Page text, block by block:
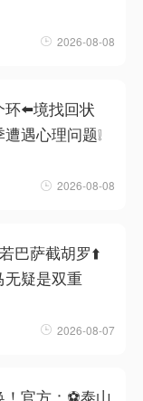
2026-08-08
环⬅️境找回状
遇心理问题❕
2026-08-08
巴萨截胡罗⬆️
无疑是双重
2026-08-07